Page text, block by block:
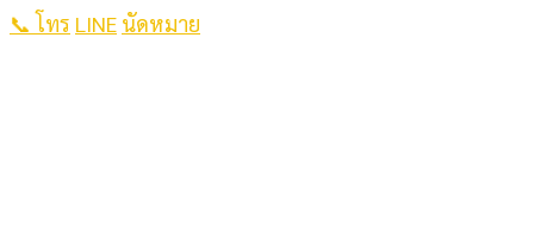
📞 โทร LINE นัดหมาย